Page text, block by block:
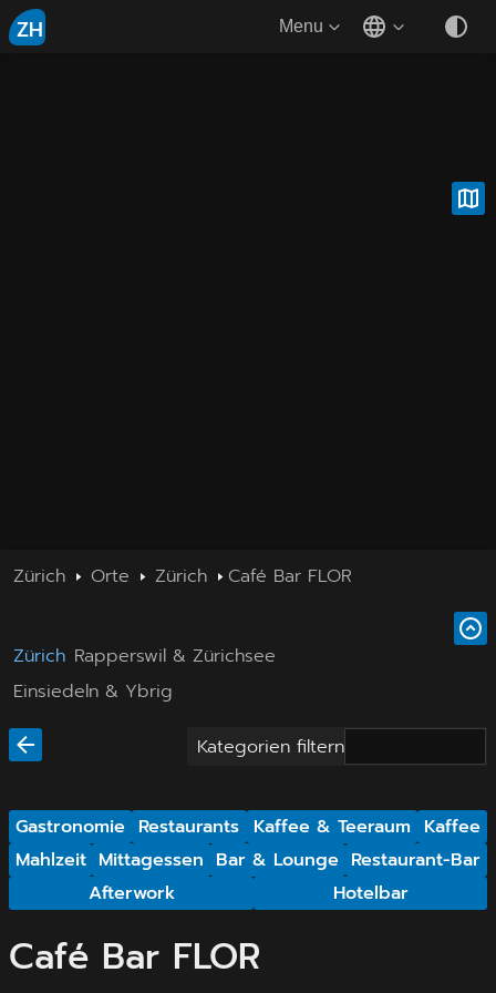
ZH Menu
Zürich Orte Zürich Café Bar FLOR
Zürich Rapperswil & Zürichsee
Einsiedeln & Ybrig
Kategorien filtern
Gastronomie Restaurants Kaffee & Teeraum Kaffee
Mahlzeit Mittagessen Bar & Lounge Restaurant-Bar
Afterwork
Hotelbar
Café Bar FLOR